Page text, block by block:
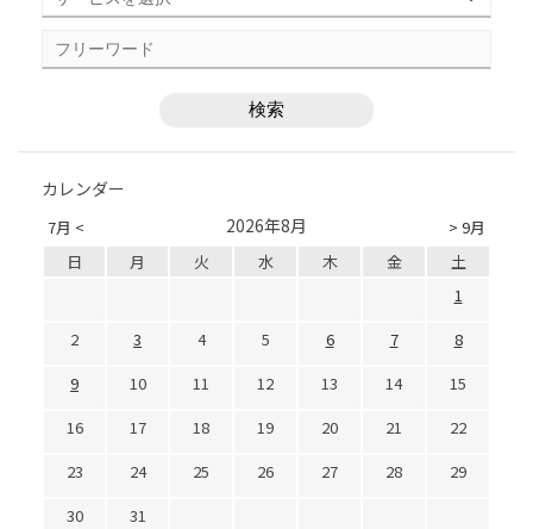
カレンダー
7月 < > 9月
2026年8月
日 月 火 水 木 金
土
1
2
3 4 5 6 7
8
9
10 11 12 13 14
15
16
17 18 19 20 21
22
23
24 25 26 27 28
29
30
31